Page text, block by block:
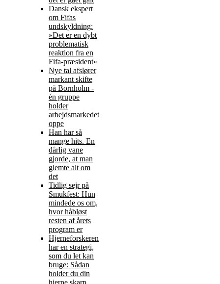
Dansk ekspert
om Fifas
undskyldning:
»Det er en dybt
problematisk
reaktion fra en
Fifa-præsident«
Nye tal afslører
markant skifte
på Bornholm -
én gruppe
holder
arbejdsmarkedet
oppe
Han har så
mange hits. En
dårlig vane
gjorde, at man
glemte alt om
det
Tidlig sejr på
Smukfest: Hun
mindede os om,
hvor håbløst
resten af årets
program er
Hjerneforskeren
har en strategi,
som du let kan
bruge: Sådan
holder du din